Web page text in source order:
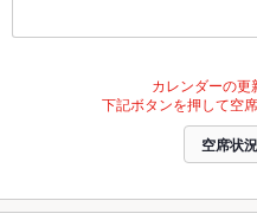
カレンダーの更
下記ボタンを押して空
空席状